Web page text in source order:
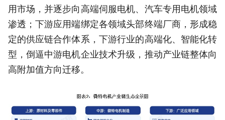
用市场，并逐步向高端伺服电机、汽车专用电机领域
渗透；下游应用端绑定各领域头部终端厂商，形成稳
定的供应链合作体系，下游行业的高端化、智能化转
型，倒逼中游电机企业技术升级，推动产业链整体向
高附加值方向迁移。